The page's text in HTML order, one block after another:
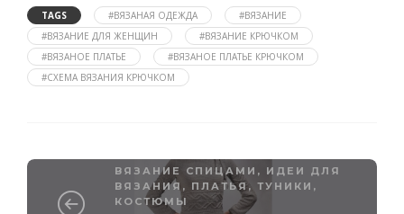
TAGS #ВЯЗАНАЯ ОДЕЖДА
#ВЯЗАНИЕ
#ВЯЗАНИЕ ДЛЯ ЖЕНЩИН
#ВЯЗАНИЕ КРЮЧКОМ
#ВЯЗАНОЕ ПЛАТЬЕ
#ВЯЗАНОЕ ПЛАТЬЕ КРЮЧКОМ
#СХЕМА ВЯЗАНИЯ КРЮЧКОМ
ВЯЗАНИЕ СПИЦАМИ , ИДЕИ ДЛЯ
ВЯЗАНИЯ , ПЛАТЬЯ, ТУНИКИ,
КОСТЮМЫ